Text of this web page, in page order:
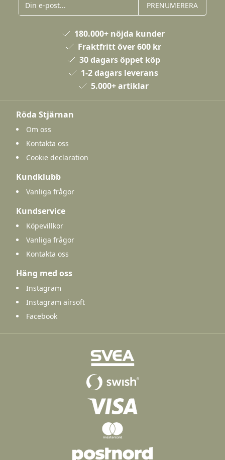
PRENUMERERA
180.000+ nöjda kunder
Fraktfritt över 600 kr
30 dagars öppet köp
1-2 dagars leverans
5.000+ artiklar
Röda Stjärnan
Om oss
Kontakta oss
Cookie declaration
Kundklubb
Vanliga frågor
Kundservice
Köpevillkor
Vanliga frågor
Kontakta oss
Häng med oss
Instagram
Instagram airsoft
Facebook